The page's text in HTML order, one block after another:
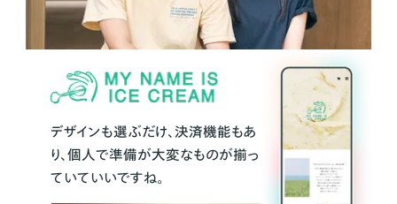
デザインも選ぶだけ、決済機能もあ
り、個人で準備が大変なものが揃っ
ていていいですね。